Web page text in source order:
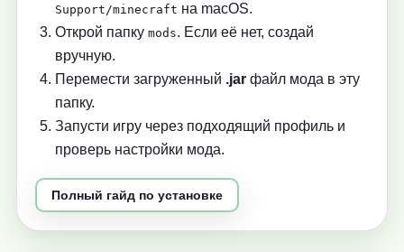
Support/minecraft на macOS.
Открой папку mods. Если её нет, создай
вручную.
Перемести загруженный .jar файл мода в эту
папку.
Запусти игру через подходящий профиль и
проверь настройки мода.
Полный гайд по установке